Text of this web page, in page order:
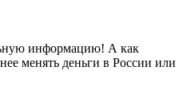
информацию! А как
менять деньги в России или